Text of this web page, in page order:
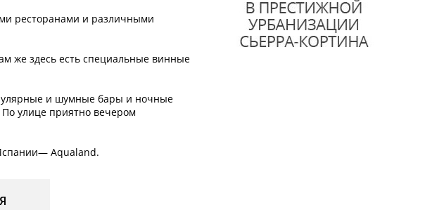
ресторанами и различными
же здесь есть специальные винные
и шумные бары и ночные
улице приятно вечером
Aqualand.